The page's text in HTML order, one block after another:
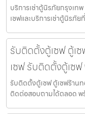
บริการเช่าตู้นิรภัยกรุงเท
เซฟและบริการเช่าตู้นิรภั
รับติดตั้งตู้เซฟ ตู้เ
เซฟ รับติดตั้งตู้เซ
รับติดตั้งตู้เซฟ ตู้เซฟร้าน
ติดต่อสอบถามได้ตลอด พ